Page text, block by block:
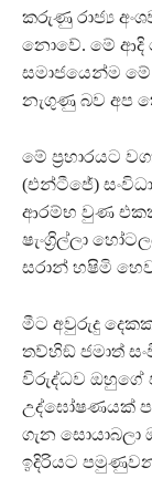
කරුණු රාජ්‍ය
නොවේ. මේ ආදි
සමාජයෙන්ම
නැගුණු බව අප
මේ ප්‍රහාරයට
(එන්ටීජේ)
ආරම්භ වුණ
ෂැංග්‍රිල්ලා
සරාන් හෂිමි
මීට අවුරුදු
තව්හිඞ් ජමාත්
විරුද්ධව ඔහුගේ
උද්ඝෝෂණයක්
ගැන
ඉදිරියට